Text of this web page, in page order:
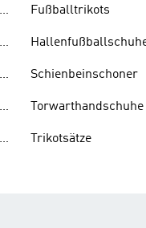
Fußballtrikots
Schienbeinschoner
Torwarthandschuhe
Trikotsätze